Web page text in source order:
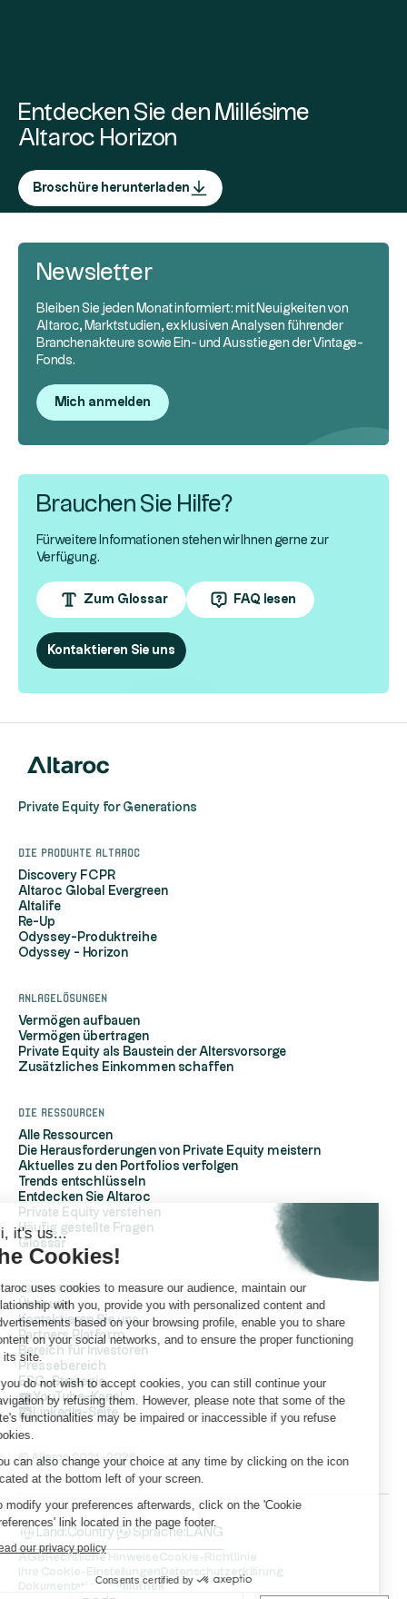
Hi, it's us...
the Cookies!
Altaroc uses cookies to measure our audience, maintain our
relationship with you, provide you with personalized content and
advertisements based on your browsing profile, enable you to share
content on your social networks, and to ensure the proper functioning
of its site.
If you do not wish to accept cookies, you can still continue your
navigation by refusing them. However, please note that some of the
site's functionalities may be impaired or inaccessible if you refuse
cookies.
You can also change your choice at any time by clicking on the icon
located at the bottom left of your screen.
To modify your preferences afterwards, click on the 'Cookie
Preferences' link located in the page footer.
Read our privacy policy
Consents certified by
Entdecken Sie den Millésime
Altaroc Horizon
Broschüre herunterladen
Newsletter
Bleiben Sie jeden Monat informiert: mit Neuigkeiten von
Altaroc, Marktstudien, exklusiven Analysen führender
Branchenakteure sowie Ein- und Ausstiegen der Vintage-
Fonds.
Mich anmelden
Brauchen Sie Hilfe?
Für weitere Informationen stehen wir Ihnen gerne zur
Verfügung.
Zum Glossar FAQ lesen
Kontaktieren Sie uns
Private Equity for Generations
Die Produkte Altaroc
Discovery FCPR
Altaroc Global Evergreen
Altalife
Re-Up
Odyssey-Produktreihe
Odyssey - Horizon
Anlagelösungen
Vermögen aufbauen
Vermögen übertragen
Private Equity als Baustein der Altersvorsorge
Zusätzliches Einkommen schaffen
Die Ressourcen
Alle Ressourcen
Die Herausforderungen von Private Equity meistern
Aktuelles zu den Portfolios verfolgen
Trends entschlüsseln
Entdecken Sie Altaroc
Private Equity verstehen
Häufig gestellte Fragen
Glossar
ÜberAltaroc
Über uns
Kontaktieren Sie uns
Partners Platform
Bereich für Investoren
Pressebereich
ESG-Strategie
YouTube-Kanal
LinkedIn-Seite
© Altaroc 2021 -2026
Land:Country Sprache: LANG
AGBRechtliche HinweiseCookie-Richtlinie
Ihre Cookie-Einstellungen Datenschutzerklärung
Dokumentationsbibliothek